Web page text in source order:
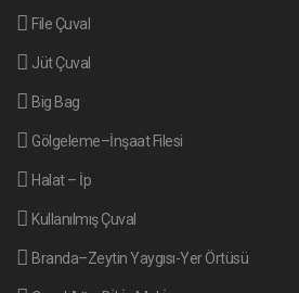
File Çuval
Jüt Çuval
Big Bag
Gölgeleme–İnşaat Filesi
Halat – İp
Kullanılmış Çuval
Branda–Zeytin Yaygısı-Yer Örtüsü